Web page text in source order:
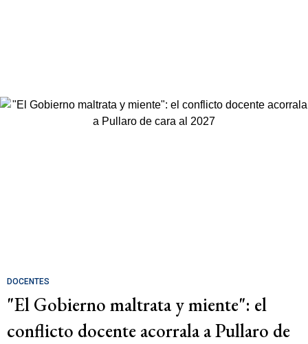
DOCENTES
"El Gobierno maltrata y miente": el
conflicto docente acorrala a Pullaro de